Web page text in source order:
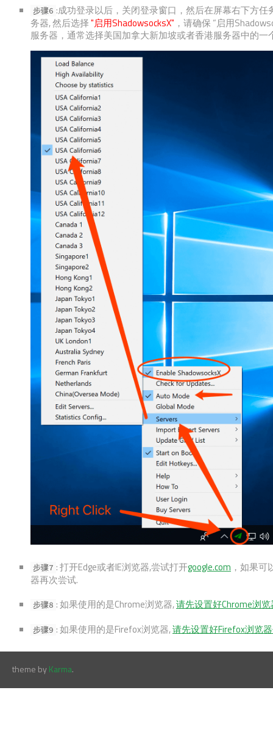
步骤6 :成功登录以后，关闭登录窗口，然后在屏幕右下方
务器, 然后选择"启用ShadowsocksX" ，请确保 “启用
服务器，通常选择美国加拿大新加坡或者香港服务器中的一
步骤7 : 打开Edge或者IE浏览器,尝试打开google.com ，如果
器再次尝试.
步骤8 : 如果使用的是Chrome浏览器,请先设置好Chrome浏
步骤9 : 如果使用的是Firefox浏览器,请先设置好Firefox浏览
theme byKarma.